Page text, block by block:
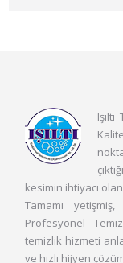
kesimin ihtiyacı
Tamamı
Profesyonel
temizlik hizmeti
ve hızlı hijyen